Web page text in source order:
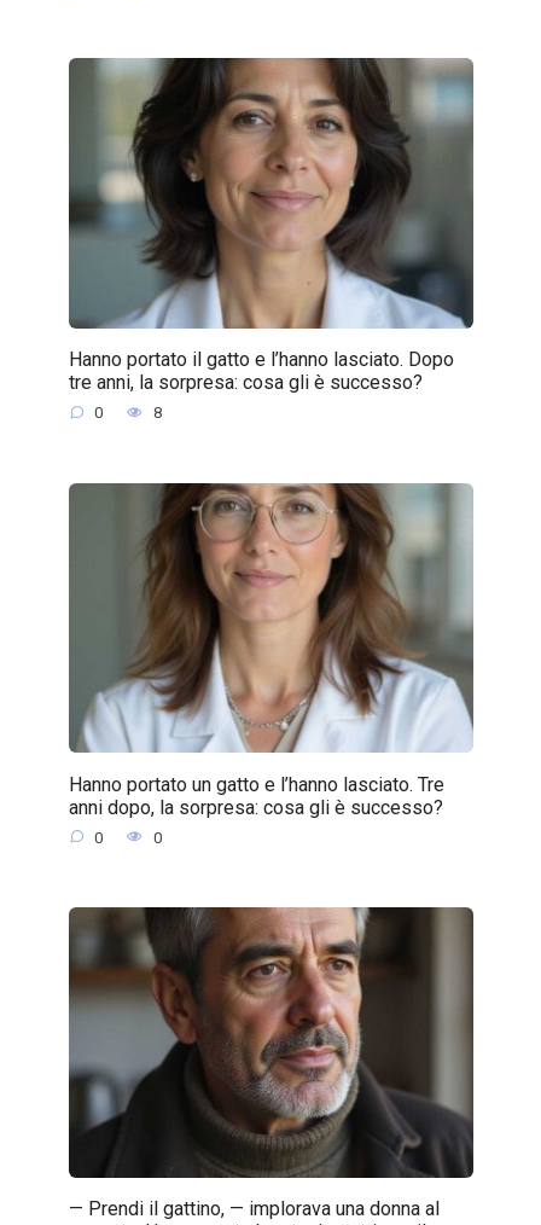
Hanno portato il gatto e l’hanno lasciato. Dopo
tre anni, la sorpresa: cosa gli è successo?
0 8
Hanno portato un gatto e l’hanno lasciato. Tre
anni dopo, la sorpresa: cosa gli è successo?
0 0
— Prendi il gattino, — implorava una donna al